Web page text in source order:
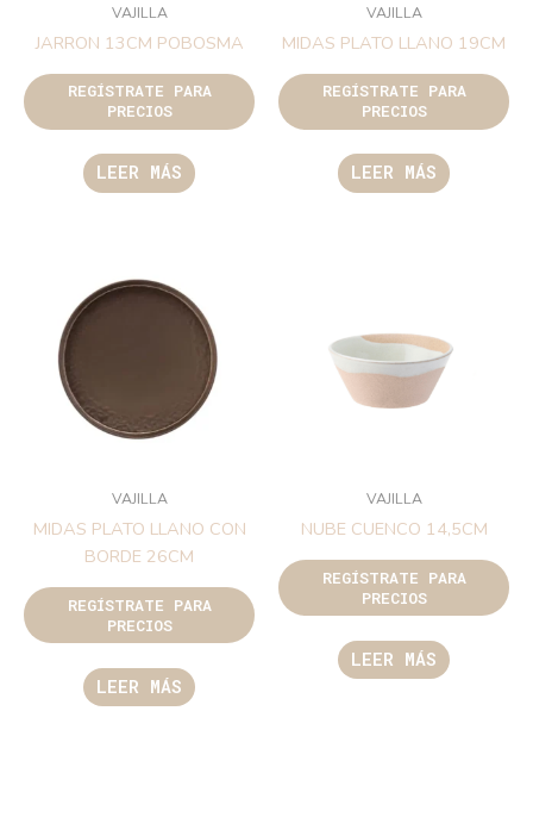
VAJILLA
JARRON 13CM POBOSMA
REGÍSTRATE PARA
PRECIOS
LEER MÁS
VAJILLA
MIDAS PLATO LLANO 19CM
REGÍSTRATE PARA
PRECIOS
LEER MÁS
VAJILLA
MIDAS PLATO LLANO CON
BORDE 26CM
REGÍSTRATE PARA
PRECIOS
LEER MÁS
VAJILLA
NUBE CUENCO 14,5CM
REGÍSTRATE PARA
PRECIOS
LEER MÁS